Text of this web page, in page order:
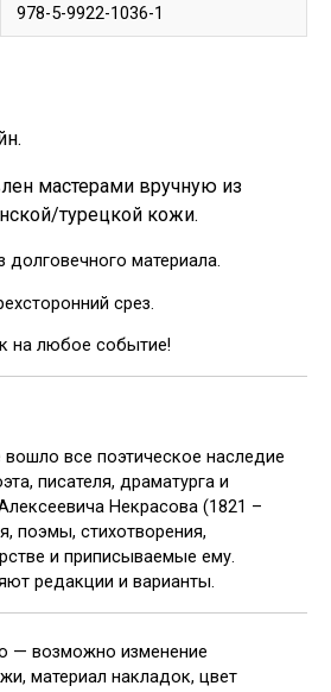
978-5-9922-1036-1
мастерами вручную из
турецкой кожи.
материала.
срез.
на любое событие!
все поэтическое наследие
писателя, драматурга и
Некрасова (1821 –
поэмы, стихотворения,
и приписываемые ему.
редакции и варианты.
— возможно изменение
материал накладок, цвет